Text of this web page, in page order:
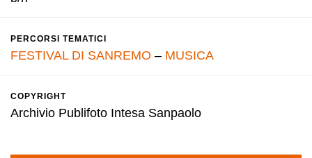
PERCORSI TEMATICI
FESTIVAL DI SANREMO – MUSICA
COPYRIGHT
Archivio Publifoto Intesa Sanpaolo